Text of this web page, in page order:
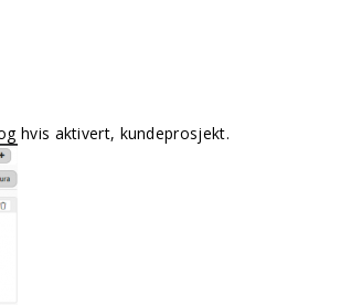
hvis aktivert, kundeprosjekt.